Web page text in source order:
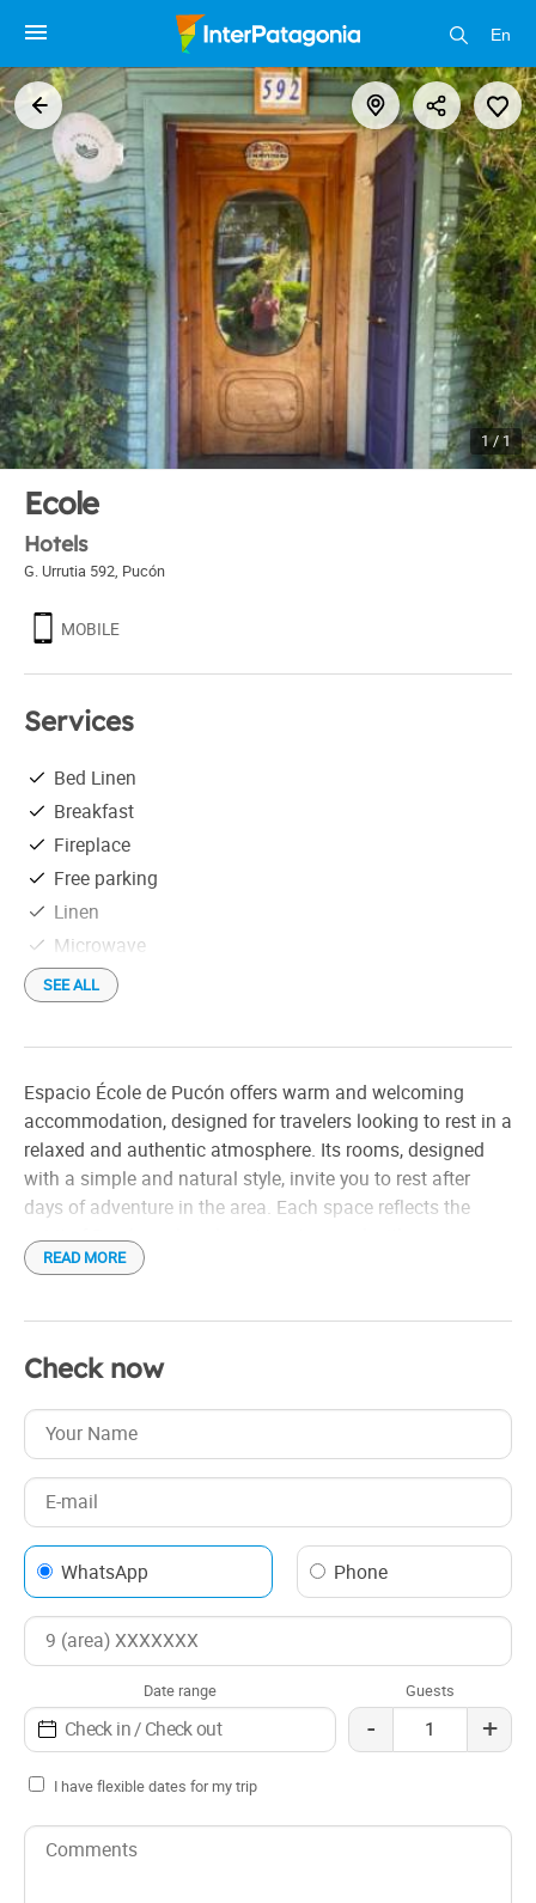
En
1 / 1
Ecole
Hotels
G. Urrutia 592, Pucón
MOBILE
Services
Bed Linen
Breakfast
Fireplace
Free parking
Linen
Microwave
Restaurant
Jardín
Bar
Biblioteca
Frigobar
SEE ALL
Espacio École de Pucón offers warm and welcoming
accommodation, designed for travelers looking to rest in a
relaxed and authentic atmosphere. Its rooms, designed
with a simple and natural style, invite you to rest after
days of adventure in the area. Each space reflects the
spirit of Pucón: calm, close to nature and with a
sustainable approach.
The accommodation combines comfort with a community
atmosphere, where guests from different parts of the
world share experiences in spacious and bright common
areas. Espacio École is characterized by its homely
atmosphere, its close attention and its commitment.
READ MORE
Check now
WhatsApp Phone
Date range Guests
- +
I have flexible dates for my trip